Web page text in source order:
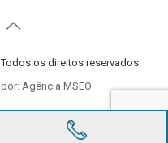
os direitos reservados
Agência MSEO